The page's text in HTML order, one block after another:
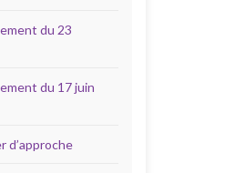
du 23
du 17 juin
d’approche